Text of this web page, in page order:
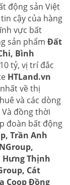
động sản Việt
cậy của hàng
vực bất
sản phẩm Đất
Bình
tỷ, vị trí đắc
HTLand.vn
về thị
và các dòng
đồng thời
đoàn bất động
Trần Anh
Hưng Thịnh
Cát
Coop Đồng